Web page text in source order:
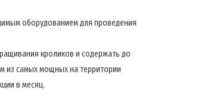
оборудованием для проведения
кроликов и содержать до
из самых мощных на территории
в месяц.